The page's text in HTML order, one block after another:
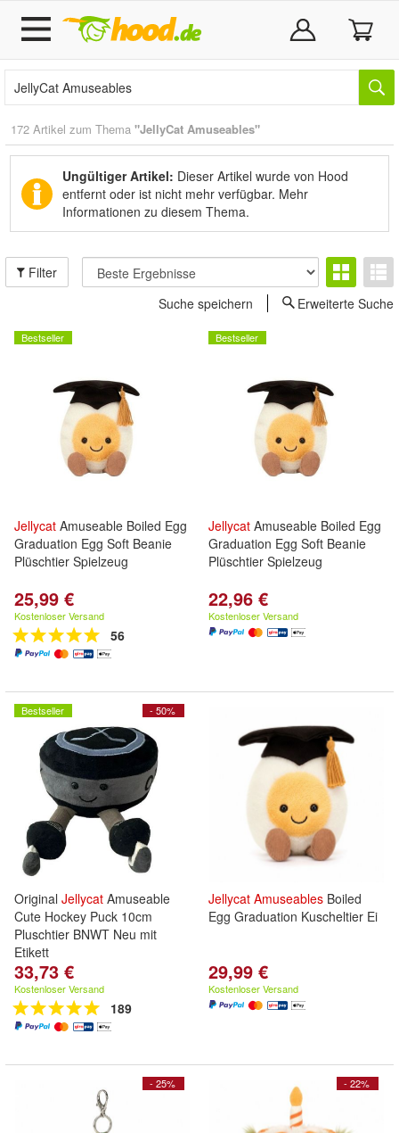
172 Artikel zum Thema "JellyCat Amuseables"
Ungültiger Artikel: Dieser Artikel wurde von Hood
entfernt oder ist nicht mehr verfügbar. Mehr
Informationen zu diesem Thema.
Filter
Suche speichern
Erweiterte Suche
Bestseller
Jellycat Amuseable Boiled Egg
Graduation Egg Soft Beanie
Plüschtier Spielzeug
25,99 €
Kostenloser Versand
56
Bestseller
Jellycat Amuseable Boiled Egg
Graduation Egg Soft Beanie
Plüschtier Spielzeug
22,96 €
Kostenloser Versand
- 50%
Bestseller
Original Jellycat Amuseable
Cute Hockey Puck 10cm
Pluschtier BNWT Neu mit
Etikett
33,73 €
Kostenloser Versand
189
Jellycat Amuseables Boiled
Egg Graduation Kuscheltier Ei
29,99 €
Kostenloser Versand
- 25% - 22%